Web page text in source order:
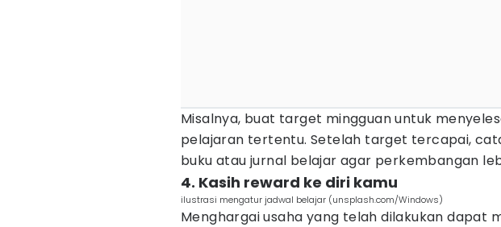
Misalnya, buat target mingguan untuk
pelajaran tertentu. Setelah target tercapai,
buku atau jurnal belajar agar perkembangan
4. Kasih reward ke diri kamu
ilustrasi mengatur jadwal belajar (unsplash.com/Windows)
Menghargai usaha yang telah dilakukan dapat